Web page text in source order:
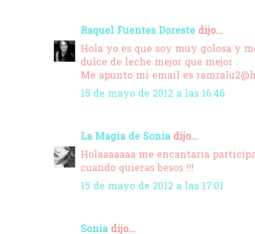
Raquel Fuentes Doreste dijo...
Hola yo es que soy muy golosa y
dulce de leche mejor que mejor .
Me apunto mi email es
15 de mayo de 2012 a las 16:46
La Magia de Soniadijo...
Holaaaaaaa me encantaria
cuando quieras besos !!!
15 de mayo de 2012 a las 17:01
Soniadijo...